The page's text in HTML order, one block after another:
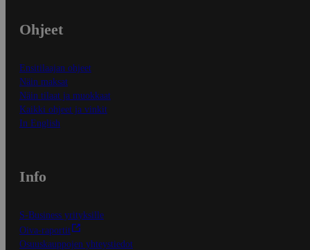
Ohjeet
Ensitilaajan ohjeet
Näin maksat
Näin tilaat ja muokkaat
Kaikki ohjeet ja vinkit
In English
Info
S-Business yrityksille
Oiva-raportit
Osuuskauppojen yhteystiedot